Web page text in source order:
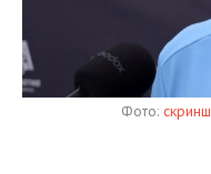
НЕФТЬ
РОЗНИЧНАЯ
ТРАНСПОРТ
НОВОСТИ
IT
МЕРОПРИЯТИЯ
НОВОСТИ
СПОРТ
Фото: